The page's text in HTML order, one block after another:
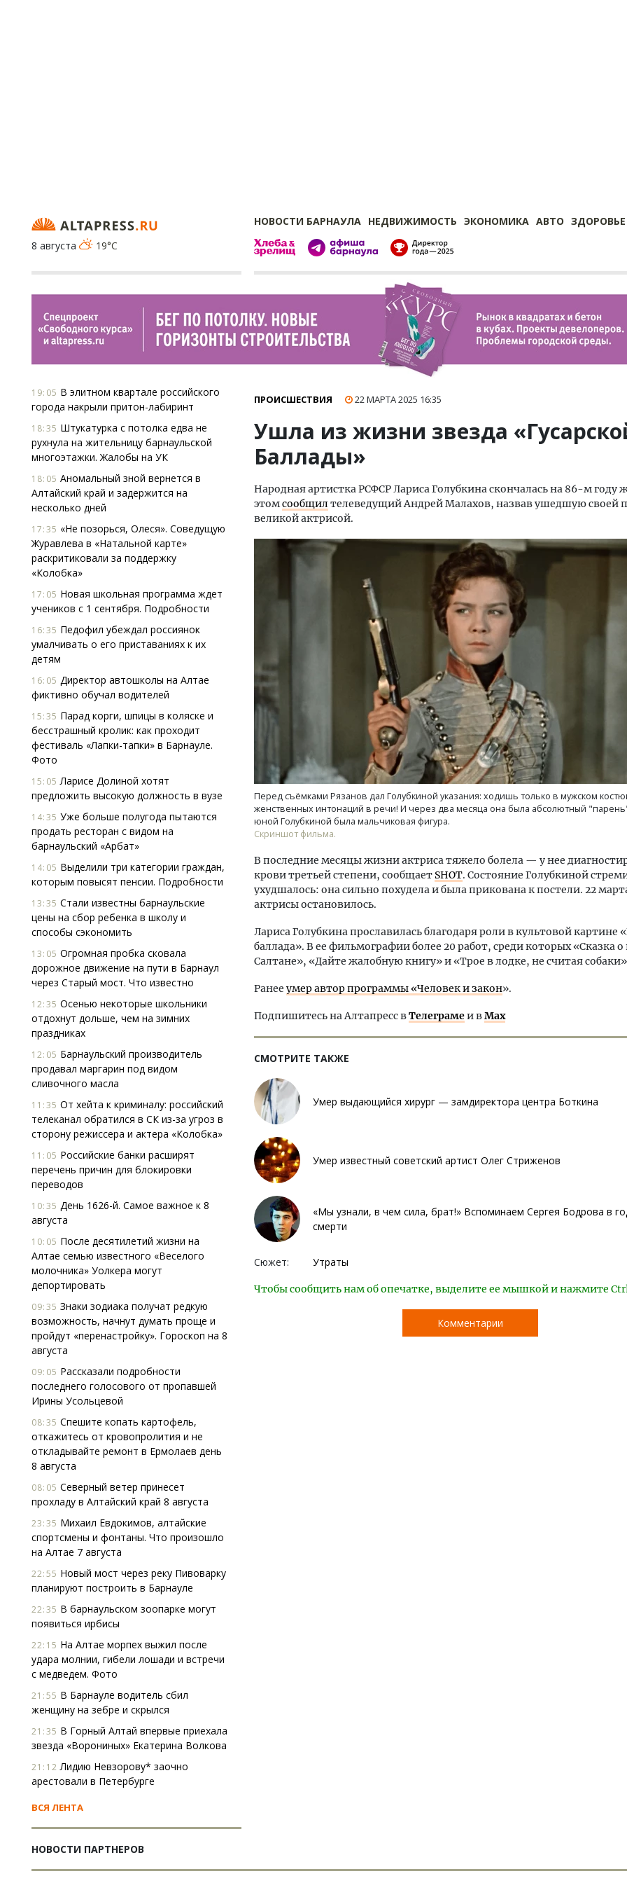
НОВОСТИ БАРНАУЛА НЕДВИЖИМОСТЬ ЭКОНОМИКА АВТО ЗДОРОВЬЕ
8 августа
19°C
19:05 В элитном квартале российского
города накрыли притон-лабиринт
18:35 Штукатурка с потолка едва не
рухнула на жительницу барнаульской
многоэтажки. Жалобы на УК
18:05 Аномальный зной вернется в
Алтайский край и задержится на
несколько дней
17:35 «Не позорься, Олеся». Соведущую
Журавлева в «Натальной карте»
раскритиковали за поддержку
«Колобка»
17:05 Новая школьная программа ждет
учеников с 1 сентября. Подробности
16:35 Педофил убеждал россиянок
умалчивать о его приставаниях к их
детям
16:05 Директор автошколы на Алтае
фиктивно обучал водителей
15:35 Парад корги, шпицы в коляске и
бесстрашный кролик: как проходит
фестиваль «Лапки-тапки» в Барнауле.
Фото
15:05 Ларисе Долиной хотят
предложить высокую должность в вузе
14:35 Уже больше полугода пытаются
продать ресторан с видом на
барнаульский «Арбат»
14:05 Выделили три категории граждан,
которым повысят пенсии. Подробности
13:35 Стали известны барнаульские
цены на сбор ребенка в школу и
способы сэкономить
13:05 Огромная пробка сковала
дорожное движение на пути в Барнаул
через Старый мост. Что известно
12:35 Осенью некоторые школьники
отдохнут дольше, чем на зимних
праздниках
12:05 Барнаульский производитель
продавал маргарин под видом
сливочного масла
11:35 От хейта к криминалу: российский
телеканал обратился в СК из-за угроз в
сторону режиссера и актера «Колобка»
11:05 Российские банки расширят
перечень причин для блокировки
переводов
10:35 День 1626-й. Самое важное к 8
августа
10:05 После десятилетий жизни на
Алтае семью известного «Веселого
молочника» Уолкера могут
депортировать
09:35 Знаки зодиака получат редкую
возможность, начнут думать проще и
пройдут «перенастройку». Гороскоп на 8
августа
09:05 Рассказали подробности
последнего голосового от пропавшей
Ирины Усольцевой
08:35 Спешите копать картофель,
откажитесь от кровопролития и не
откладывайте ремонт в Ермолаев день
8 августа
08:05 Северный ветер принесет
прохладу в Алтайский край 8 августа
23:35 Михаил Евдокимов, алтайские
спортсмены и фонтаны. Что произошло
на Алтае 7 августа
22:55 Новый мост через реку Пивоварку
планируют построить в Барнауле
22:35 В барнаульском зоопарке могут
появиться ирбисы
22:15 На Алтае морпех выжил после
удара молнии, гибели лошади и встречи
с медведем. Фото
21:55 В Барнауле водитель сбил
женщину на зебре и скрылся
21:35 В Горный Алтай впервые приехала
звезда «Ворониных» Екатерина Волкова
21:12 Лидию Невзорову* заочно
арестовали в Петербурге
ВСЯ ЛЕНТА
НОВОСТИ ПАРТНЕРОВ
ПРОИСШЕСТВИЯ 22 МАРТА 2025 16:35
Ушла из жизни звезда
Баллады»
Народная артистка РСФСР Лариса Голубкина скончалась на 86-м году
этомсообщилтелеведущий Андрей Малахов, назвав ушедшую своей
великой актрисой.
Перед съёмками Рязанов дал Голубкиной указания: ходишь только в мужском
женственных интонаций в речи! И через два месяца она была абсолютный
юной Голубкиной была мальчиковая фигура.
Скриншот фильма.
В последние месяцы жизни актриса тяжело болела — у нее
крови третьей степени, сообщает SHOT. Состояние Голубкиной
ухудшалось: она сильно похудела и была прикована к постели. 22
актрисы остановилось.
Лариса Голубкина прославилась благодаря роли в культовой картине
баллада». В ее фильмографии более 20 работ, среди которых «Сказка о
Салтане», «Дайте жалобную книгу» и «Трое в лодке, не считая
Ранее умер автор программы «Человек и закон».
Подпишитесь на Алтапресс вТелеграмеи вMax
СМОТРИТЕ ТАКЖЕ
Умер выдающийся хирург — замдиректора центра Боткина
Умер известный советский артист Олег Стриженов
«Мы узнали, в чем сила, брат!» Вспоминаем Сергея Бодрова в
смерти
Сюжет: Утраты
Чтобы сообщить нам об опечатке, выделите ее мышкой и нажмите
Комментарии
Смелость архитектурных идей.
Генеральный директор компании
ЗИАС — об эстетике городов,
трендах в фасадах и развитии рынка
СТРОИТЕЛЬСТВО
Ищем новые берега.
«Жилищной инициативы»
Гатилов — о том, как
штормит